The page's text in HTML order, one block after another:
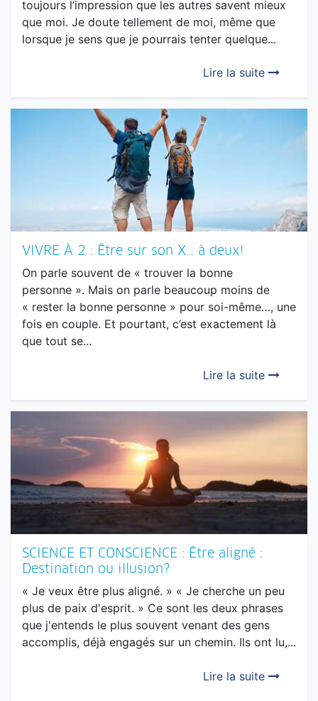
Lire la suite
VIVRE À 2 : Être sur son X… à deux!
On parle souvent de « trouver la bonne
personne ». Mais on parle beaucoup moins de
« rester la bonne personne » pour soi-même…, une
fois en couple. Et pourtant, c’est exactement là
que tout se...
Lire la suite
SCIENCE ET CONSCIENCE : Être aligné :
« Je veux être plus aligné. » « Je cherche un peu
plus de paix d'esprit. » Ce sont les deux phrases
que j'entends le plus souvent venant des gens
accomplis, déjà engagés sur un chemin. Ils ont lu,...
Lire la suite